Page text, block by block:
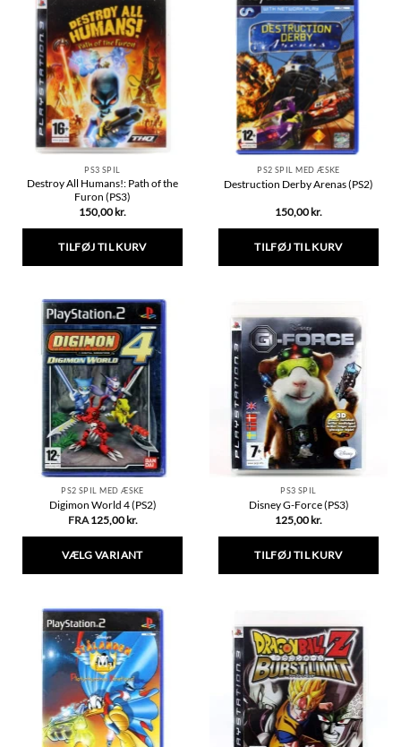
PS3 SPIL
Destroy All Humans!: Path of the
Furon (PS3)
150,00 kr.
TILFØJ TIL KURV
PS2 SPIL MED ÆSKE
Destruction Derby Arenas (PS2)
150,00 kr.
TILFØJ TIL KURV
PS2 SPIL MED ÆSKE
Digimon World 4 (PS2)
FRA125,00 kr.
VÆLG VARIANT
har
flere
varianter.
Mulighederne
kan
vælges
på
varesiden
PS3 SPIL
Disney G-Force (PS3)
125,00 kr.
TILFØJ TIL KURV